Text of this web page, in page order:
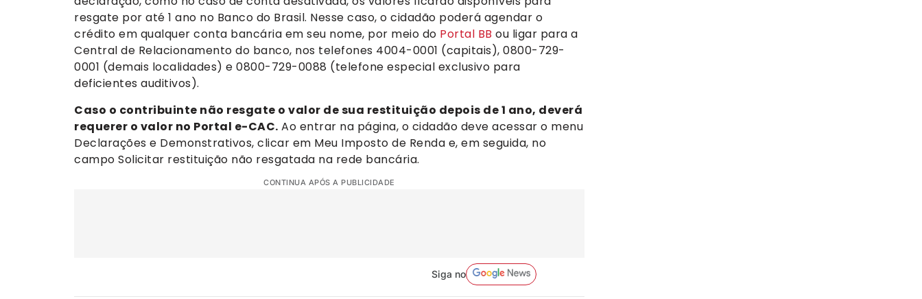
resgate por até 1 ano no Banco do Brasil. Nesse caso, o cidadão poderá agendar o
crédito em qualquer conta bancária em seu nome, por meio do Portal BB ou ligar para a
Central de Relacionamento do banco, nos telefones 4004-0001 (capitais), 0800-729-
0001 (demais localidades) e 0800-729-0088 (telefone especial exclusivo para
deficientes auditivos).
Caso o contribuinte não resgate o valor de sua restituição depois de 1 ano, deverá
requerer o valor no Portal e-CAC. Ao entrar na página, o cidadão deve acessar o menu
Declarações e Demonstrativos, clicar em Meu Imposto de Renda e, em seguida, no
campo Solicitar restituição não resgatada na rede bancária.
CONTINUA APÓS A PUBLICIDADE
Siga no